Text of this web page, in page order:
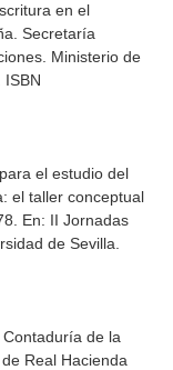
en el
Secretaría
Ministerio de
ISBN
el estudio del
el taller conceptual
En: II Jornadas
de Sevilla.
de la
Real Hacienda